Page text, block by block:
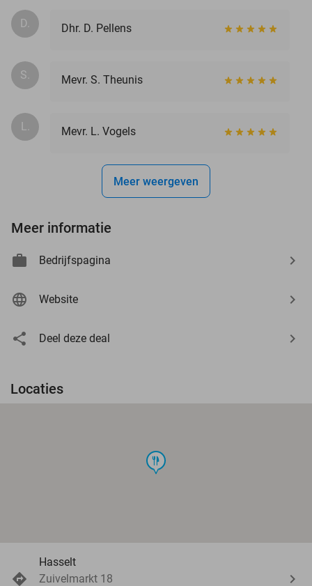
D. Dhr. D. Pellens
S. Mevr. S. Theunis
L. Mevr. L. Vogels
Meer weergeven
Meer informatie
Bedrijfspagina
Website
Deel deze deal
Locaties
food
Hasselt
Zuivelmarkt 18